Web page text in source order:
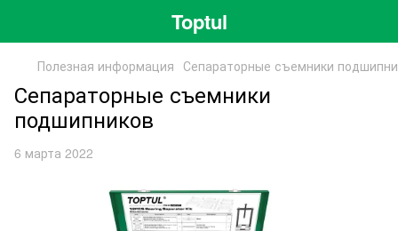
Toptul
Полезная информация Сепараторные съемники
Сепараторные съемники
подшипников
6 марта 2022